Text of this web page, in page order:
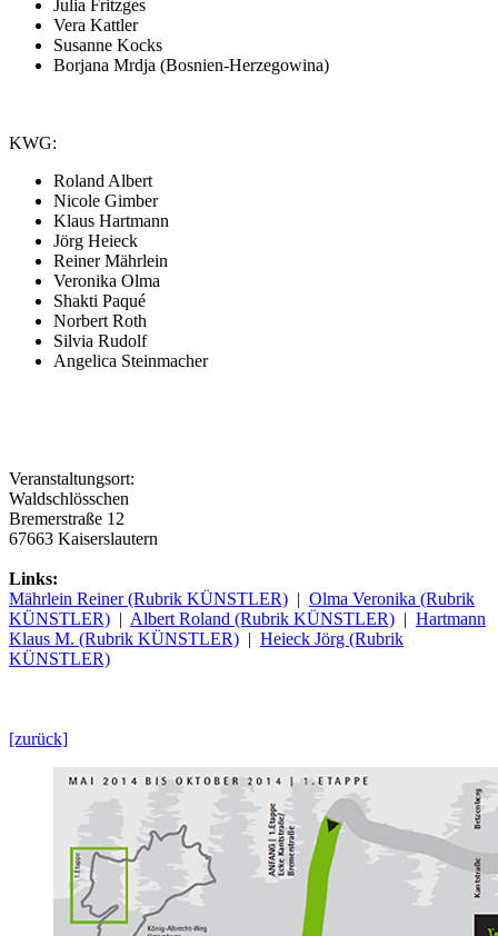
Julia Fritzges
Vera Kattler
Susanne Kocks
Borjana Mrdja (Bosnien-Herzegowina)
KWG:
Roland Albert
Nicole Gimber
Klaus Hartmann
Jörg Heieck
Reiner Mährlein
Veronika Olma
Shakti Paqué
Norbert Roth
Silvia Rudolf
Angelica Steinmacher
Veranstaltungsort:
Waldschlösschen
Bremerstraße 12
67663 Kaiserslautern
Links:
Mährlein Reiner (Rubrik KÜNSTLER) | Olma Veronika (Rubrik
KÜNSTLER) | Albert Roland (Rubrik KÜNSTLER) | Hartmann
Klaus M. (Rubrik KÜNSTLER) | Heieck Jörg (Rubrik
KÜNSTLER)
[zurück]